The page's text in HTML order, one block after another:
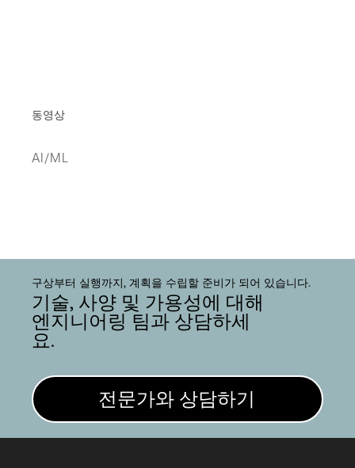
동영상
AI/ML
구상부터 실행까지, 계획을 수립할 준비가 되어 있습니다.
기술, 사양 및 가용성에 대해
엔지니어링 팀과 상담하세
요.
전문가와 상담하기